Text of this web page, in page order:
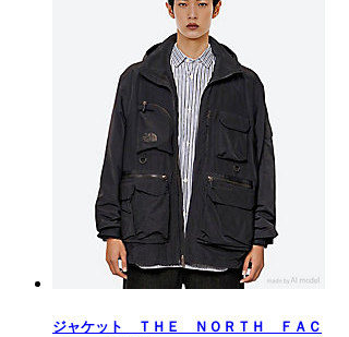
ジャケット ＴＨＥ ＮＯＲＴＨ ＦＡＣ